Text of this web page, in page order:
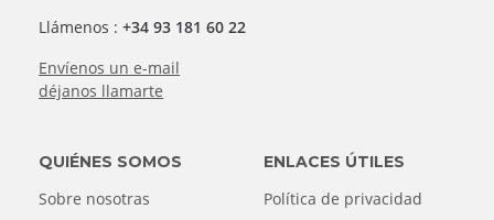
Llámenos :+34 93 181 60 22
Envíenos un e-mail
déjanos llamarte
QUIÉNES SOMOS
Sobre nosotras
ENLACES ÚTILES
Política de privacidad